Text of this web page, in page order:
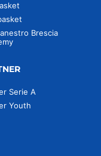
Brescia
Serie A
Youth